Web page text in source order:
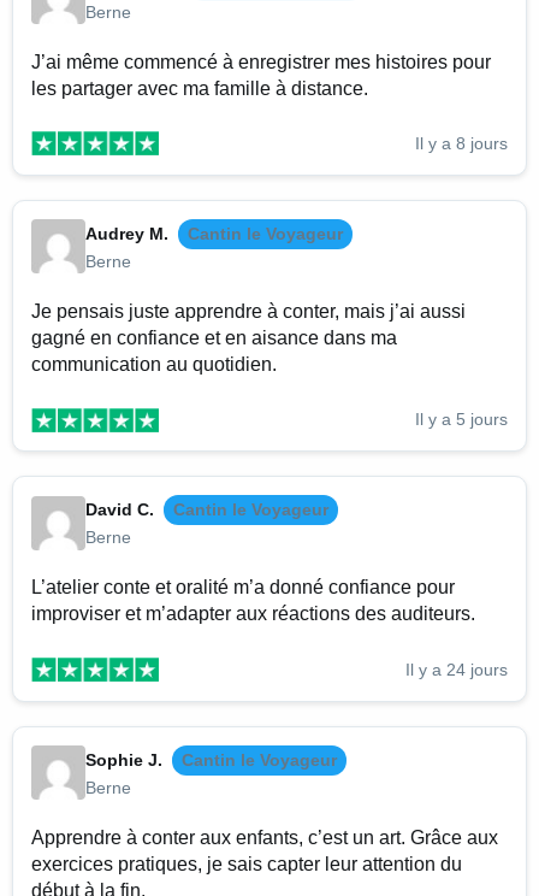
Berne
J’ai même commencé à enregistrer mes histoires pour
les partager avec ma famille à distance.
Il y a 8 jours
Audrey M.
Cantin le Voyageur
Berne
Je pensais juste apprendre à conter, mais j’ai aussi
gagné en confiance et en aisance dans ma
communication au quotidien.
Il y a 5 jours
David C.
Cantin le Voyageur
Berne
L’atelier conte et oralité m’a donné confiance pour
improviser et m’adapter aux réactions des auditeurs.
Il y a 24 jours
Sophie J.
Cantin le Voyageur
Berne
Apprendre à conter aux enfants, c’est un art. Grâce aux
exercices pratiques, je sais capter leur attention du
début à la fin.